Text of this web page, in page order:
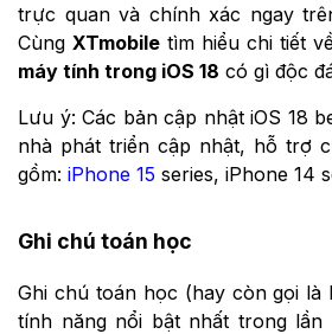
trực quan và chính xác ngay
Cùng XTmobile tìm hiểu chi tiết
máy tính trong iOS 18 có gì độc
Lưu ý: Các bản cập nhật iOS 18
nhà phát triển cập nhật, hỗ trợ
gồm: iPhone 15 series, iPhone 14
Ghi chú toán học
Ghi chú toán học (hay còn gọi là
tính năng nổi bật nhất trong